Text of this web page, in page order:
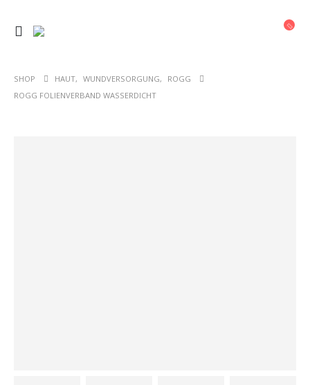
SHOP HAUT, WUNDVERSORGUNG,
ROGG
ROGG FOLIENVERBAND WASSERDICHT